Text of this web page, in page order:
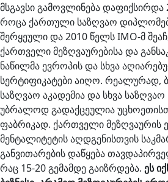
მსგავსი გამოვლინება დაფიქსირდა
როცა ქართული საზღვაო
შერყეული და 2010 წელს IMO-მ
ქართველი მეზღვაურებისა და
ნაწილმა ევროპის და სხვა
სერტიფიკატები აიღო. რეალურად,
საზღვაო აკადემია და სხვა
უბრალოდ გადაქცეულია
ფაბრიკად. ქართველი მეზღვაურის
მენტალიტეტის აღდგენისთვის
განვითარების დაწყება
რაც 15-20 გემამდე გაიზრდება. ეს